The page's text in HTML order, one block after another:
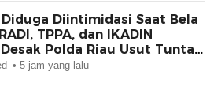
Diintimidasi Saat Bela
TPPA, dan IKADIN
Polda Riau Usut Tuntas
5 jam yang lalu